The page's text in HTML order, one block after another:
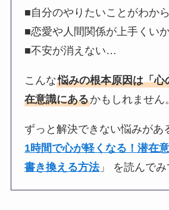
■自分のやりたいことがわか
■恋愛や人間関係が上手くい
■不安が消えない…
こんな悩みの根本原因は「心
在意識にあるかもしれません
ずっと解決できない悩みがあ
1時間で心が軽くなる！潜在
書き換える方法」 を読んでみ